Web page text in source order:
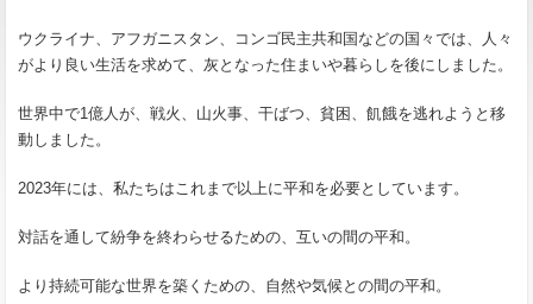
ウクライナ、アフガニスタン、コンゴ民主共和国などの国々では、人々
がより良い生活を求めて、灰となった住まいや暮らしを後にしました。
世界中で1億人が、戦火、山火事、干ばつ、貧困、飢餓を逃れようと移
動しました。
2023年には、私たちはこれまで以上に平和を必要としています。
対話を通して紛争を終わらせるための、互いの間の平和。
より持続可能な世界を築くための、自然や気候との間の平和。